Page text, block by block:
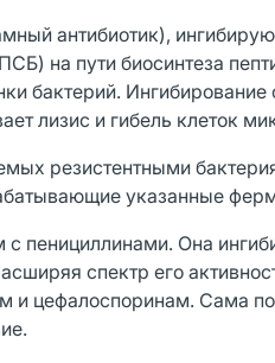
антибиотик),
на пути биосинтеза
бактерий. Ингибирование
лизис и гибель клеток
резистентными
указанные
пенициллинами. Она
спектр его
и цефалоспоринам. Сама